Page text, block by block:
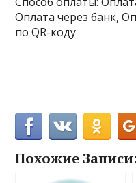
Оплата через банк,
по QR-коду
Похожие Записи: